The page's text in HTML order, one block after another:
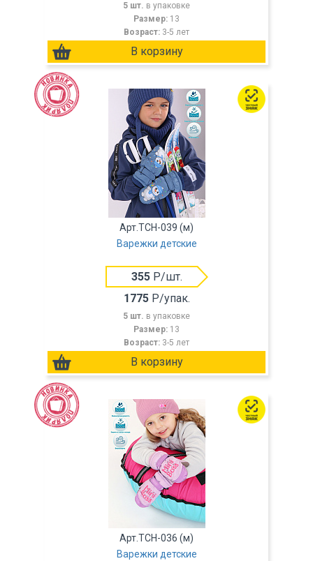
5 шт. в упаковке
Размер: 13
Возраст: 3-5 лет
Арт.TCH-039 (м)
Варежки детские
355Р/шт.
1775Р/упак.
5 шт. в упаковке
Размер: 13
Возраст: 3-5 лет
Арт.TCH-036 (м)
Варежки детские